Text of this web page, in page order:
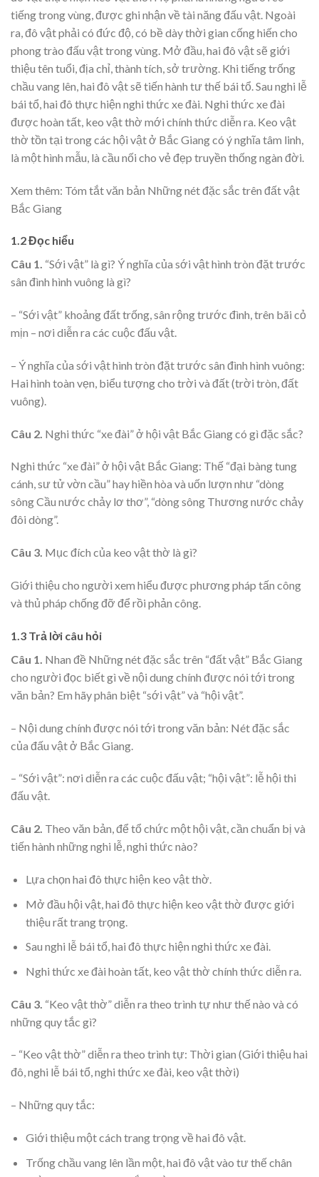
tiếng trong vùng, được ghi nhận về tài năng đấu vật. Ngoài
ra, đô vật phải có đức độ, có bề dày thời gian cống hiến cho
phong trào đấu vật trong vùng. Mở đầu, hai đô vật sẽ giới
thiệu tên tuổi, địa chỉ, thành tích, sở trường. Khi tiếng trống
chầu vang lên, hai đô vật sẽ tiến hành tư thế bái tổ. Sau nghi lễ
bái tổ, hai đô thực hiện nghi thức xe đài. Nghi thức xe đài
được hoàn tất, keo vật thờ mới chính thức diễn ra. Keo vật
thờ tồn tại trong các hội vật ở Bắc Giang có ý nghĩa tâm linh,
là một hình mẫu, là cầu nối cho vẻ đẹp truyền thống ngàn đời.
Xem thêm: Tóm tắt văn bản Những nét đặc sắc trên đất vật
Bắc Giang
1.2 Đọc hiểu
Câu 1. “Sới vật” là gì? Ý nghĩa của sới vật hình tròn đặt trước
sân đình hình vuông là gì?
– “Sới vật” khoảng đất trống, sân rộng trước đình, trên bãi cỏ
mịn – nơi diễn ra các cuộc đấu vật.
– Ý nghĩa của sới vật hình tròn đặt trước sân đình hình vuông:
Hai hình toàn vẹn, biểu tượng cho trời và đất (trời tròn, đất
vuông).
Câu 2. Nghi thức “xe đài” ở hội vật Bắc Giang có gì đặc sắc?
Nghi thức “xe đài” ở hội vật Bắc Giang: Thế “đại bàng tung
cánh, sư tử vờn cầu” hay hiền hòa và uốn lượn như “dòng
sông Cầu nước chảy lơ thơ”, “dòng sông Thương nước chảy
đôi dòng”.
Câu 3. Mục đích của keo vật thờ là gì?
Giới thiệu cho người xem hiểu được phương pháp tấn công
và thủ pháp chống đỡ để rồi phản công.
1.3 Trả lời câu hỏi
Câu 1. Nhan đề Những nét đặc sắc trên “đất vật” Bắc Giang
cho người đọc biết gì về nội dung chính được nói tới trong
văn bản? Em hãy phân biệt “sới vật” và “hội vật”.
– Nội dung chính được nói tới trong văn bản: Nét đặc sắc
của đấu vật ở Bắc Giang.
– “Sới vật”: nơi diễn ra các cuộc đấu vật; “hội vật”: lễ hội thi
đấu vật.
Câu 2. Theo văn bản, để tổ chức một hội vật, cần chuẩn bị và
tiến hành những nghi lễ, nghi thức nào?
Lựa chọn hai đô thực hiện keo vật thờ.
Mở đầu hội vật, hai đô thực hiện keo vật thờ được giới
thiệu rất trang trọng.
Sau nghi lễ bái tổ, hai đô thực hiện nghi thức xe đài.
Nghi thức xe đài hoàn tất, keo vật thờ chính thức diễn ra.
Câu 3. “Keo vật thờ” diễn ra theo trình tự như thế nào và có
những quy tắc gì?
– “Keo vật thờ” diễn ra theo trình tự: Thời gian (Giới thiệu hai
đô, nghi lễ bái tổ, nghi thức xe đài, keo vật thời)
– Những quy tắc:
Giới thiệu một cách trang trọng về hai đô vật.
Trống chầu vang lên lần một, hai đô vật vào tư thế chân